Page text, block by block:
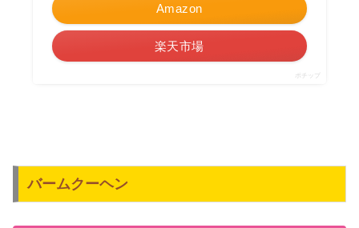
Amazon
楽天市場
ポチップ
バームクーヘン